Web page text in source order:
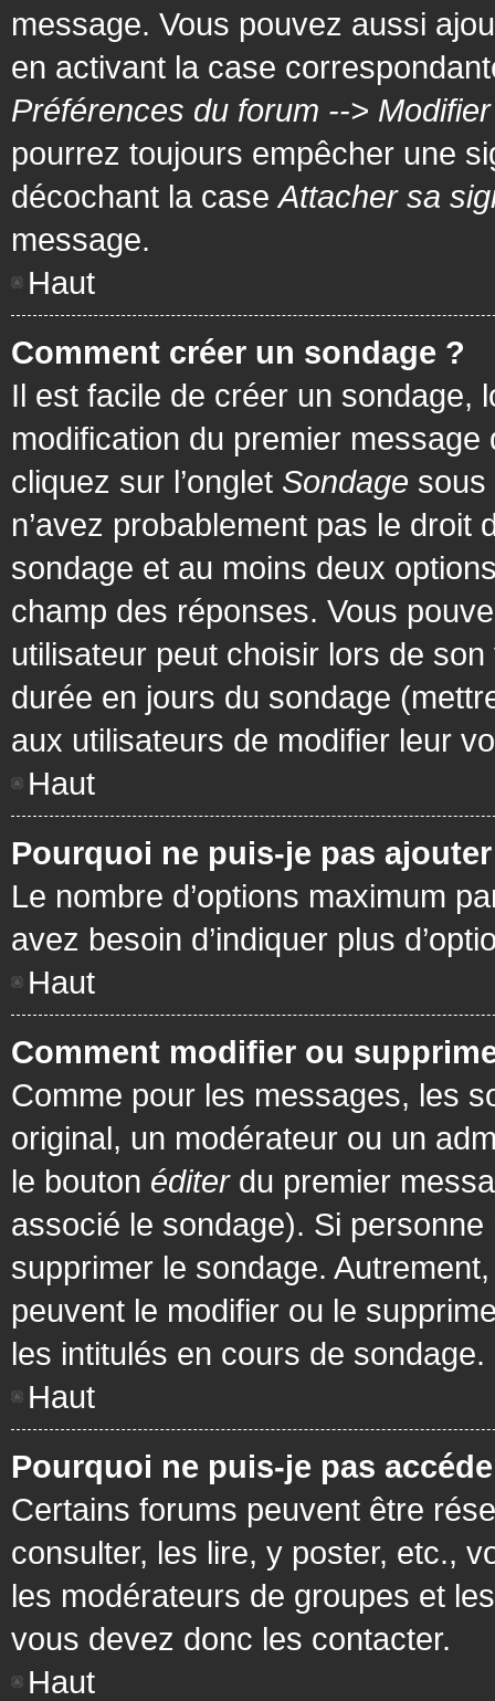
message. Vous pouvez aussi
en activant la case
Préférences du forum -->
pourrez toujours empêcher une
décochant la caseAttacher sa
message.
Haut
Comment créer un sondage ?
Il est facile de créer un sondage,
modification du premier
cliquez sur l’onglet Sondage sous
n’avez probablement pas le
sondage et au moins deux
champ des réponses. Vous
utilisateur peut choisir lors de
durée en jours du sondage
aux utilisateurs de modifier leur
Haut
Pourquoi ne puis-je pas
Le nombre d’options maximum
avez besoin d’indiquer plus
Haut
Comment modifier ou
Comme pour les messages, les
original, un modérateur ou un
le bouton éditerdu premier
associé le sondage). Si personne
supprimer le sondage.
peuvent le modifier ou le
les intitulés en cours de sondage.
Haut
Pourquoi ne puis-je pas
Certains forums peuvent être
consulter, les lire, y poster, etc.,
les modérateurs de groupes et
vous devez donc les contacter.
Haut